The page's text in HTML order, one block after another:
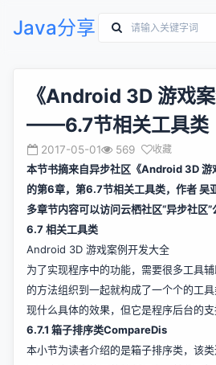
Java分享
《Android 3D 游戏
——6.7节相关工具类
2017-05-01 569 收藏
本节书摘来自异步社区《Android 3D 游
的第6章，第6.7节相关工具类，作者 吴
多章节内容可以访问云栖社区“异步社区”
6.7 相关工具类
Android 3D 游戏案例开发大全
为了实现程序中的功能，需要很多工具
的方法组织到一起就构成了一个个的工
现什么具体的效果，但它是程序后台的支
6.7.1 箱子排序类CompareDis
本小节为读者介绍的是箱子排序类，该